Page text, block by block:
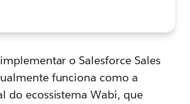
o Salesforce Sales
funciona como a
do ecossistema Wabi, que